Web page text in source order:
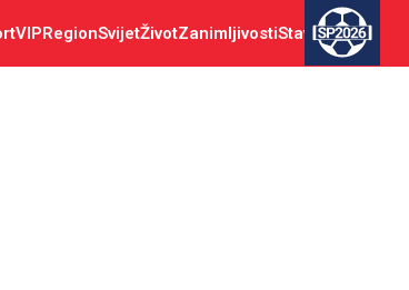
VIPRegionSvijetŽivotZanimljivostiStav SP2026